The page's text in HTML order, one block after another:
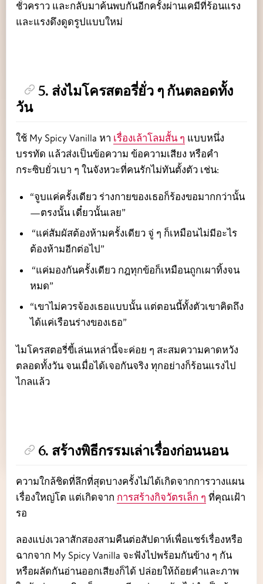
ชั่วคราว และกลับมาค้นพบกันอีกครั้งผ่านเคมีที่ร้อนแรง
และแรงดึงดูดรูปแบบใหม่
5. ส่งไมโครสตอรี่ยั่ว ๆ กันตลอดทั้ง
วัน
ใช้ My Spicy Vanilla หา เรื่องเล้าโลมสั้น ๆ แบบหนึ่ง
บรรทัด แล้วส่งเป็นข้อความ ข้อความเสียง หรือคำ
กระซิบยั่วเบา ๆ ในจังหวะที่คนรักไม่ทันตั้งตัว เช่น:
“จูบแค่ครั้งเดียว ร่างกายของเธอก็ร้องขอมากกว่านั้น
—ตรงนั้น เดี๋ยวนั้นเลย”
“แค่สัมผัสต้องห้ามครั้งเดียว จู่ ๆ ก็เหมือนไม่มีอะไร
ต้องห้ามอีกต่อไป”
“แค่มองกันครั้งเดียว กฎทุกข้อก็เหมือนถูกเผาทิ้งจน
หมด”
“เขาไม่ควรจ้องเธอแบบนั้น แต่ตอนนี้ทั้งตัวเขาคิดถึง
ได้แค่เรือนร่างของเธอ”
ไมโครสตอรี่ขี้เล่นเหล่านี้จะค่อย ๆ สะสมความคาดหวัง
ตลอดทั้งวัน จนเมื่อได้เจอกันจริง ทุกอย่างก็ร้อนแรงไป
ไกลแล้ว
6. สร้างพิธีกรรมเล่าเรื่องก่อนนอน
ความใกล้ชิดที่ลึกที่สุดบางครั้งไม่ได้เกิดจากการวางแผน
เรื่องใหญ่โต แต่เกิดจาก การสร้างกิจวัตรเล็ก ๆ ที่คุณเฝ้า
รอ
ลองแบ่งเวลาสักสองสามคืนต่อสัปดาห์เพื่อแชร์เรื่องหรือ
ฉากจาก My Spicy Vanilla จะฟังไปพร้อมกันข้าง ๆ กัน
หรือผลัดกันอ่านออกเสียงก็ได้ ปล่อยให้ถ้อยคำและภาพ